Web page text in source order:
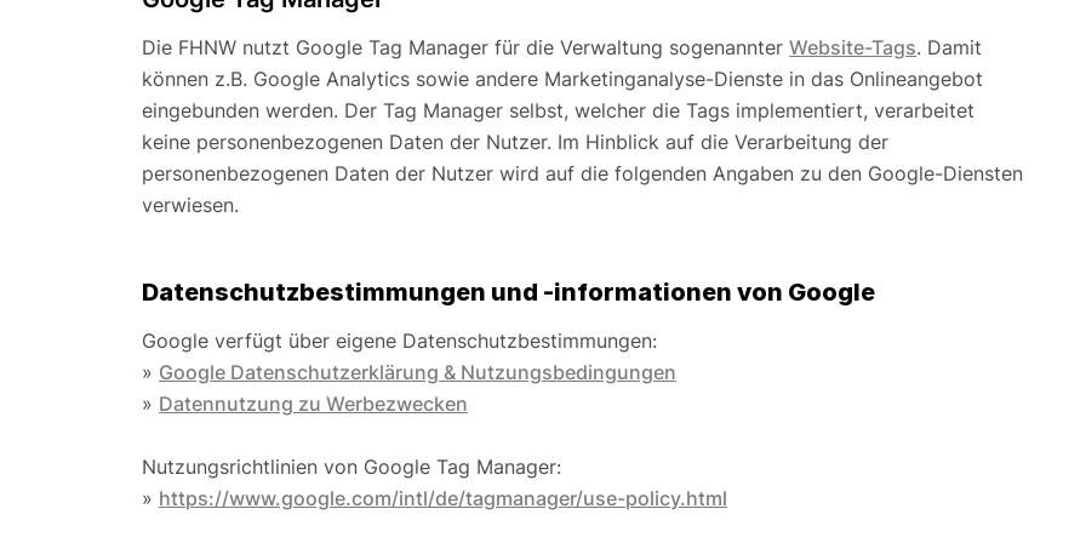
Die FHNW nutzt Google Tag Manager für die Verwaltung sogenannter Website-Tags. Damit
können z.B. Google Analytics sowie andere Marketinganalyse-Dienste in das Onlineangebot
eingebunden werden. Der Tag Manager selbst, welcher die Tags implementiert, verarbeitet
keine personenbezogenen Daten der Nutzer. Im Hinblick auf die Verarbeitung der
personenbezogenen Daten der Nutzer wird auf die folgenden Angaben zu den Google-Diensten
verwiesen.
Datenschutzbestimmungen und -informationen von Google
Google verfügt über eigene Datenschutzbestimmungen:
» Google Datenschutzerklärung & Nutzungsbedingungen
» Datennutzung zu Werbezwecken
Nutzungsrichtlinien von Google Tag Manager:
» https://www.google.com/intl/de/tagmanager/use-policy.html